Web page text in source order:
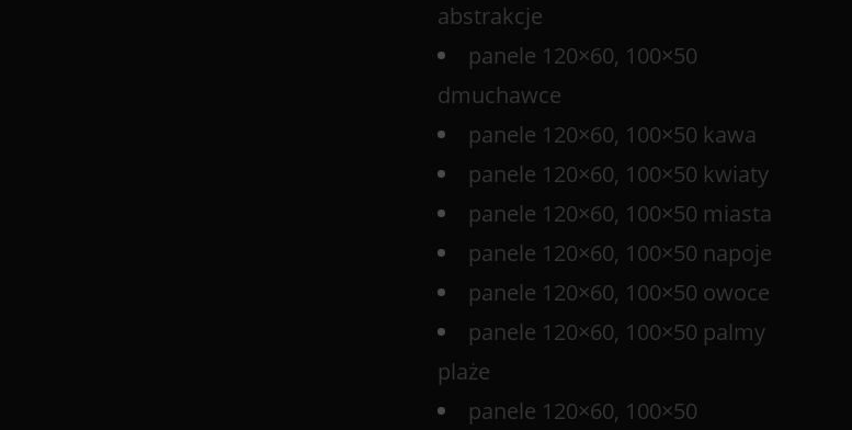
abstrakcje
panele 120×60, 100×50
dmuchawce
panele 120×60, 100×50 kawa
panele 120×60, 100×50 kwiaty
panele 120×60, 100×50 miasta
panele 120×60, 100×50 napoje
panele 120×60, 100×50 owoce
panele 120×60, 100×50 palmy
plaże
panele 120×60, 100×50